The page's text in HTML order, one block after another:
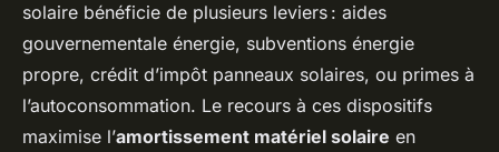
solaire bénéficie de plusieurs leviers : aides
gouvernementale énergie, subventions énergie
propre, crédit d’impôt panneaux solaires, ou primes à
l’autoconsommation. Le recours à ces dispositifs
maximise l’amortissement matériel solaire en